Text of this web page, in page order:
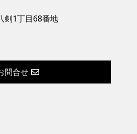
剣1丁目68番地
問合せ